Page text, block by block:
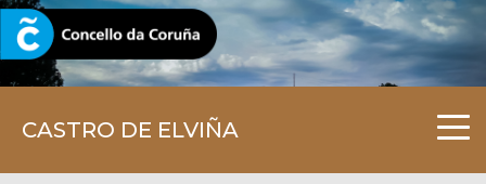
CASTRO DE ELVIÑA
CORUNA.GAL